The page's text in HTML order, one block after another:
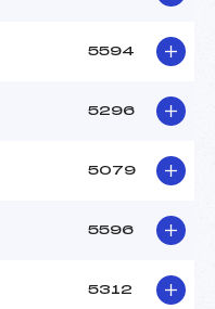
5594
5296
5079
5596
5312